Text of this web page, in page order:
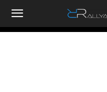
RallyandRaces.com